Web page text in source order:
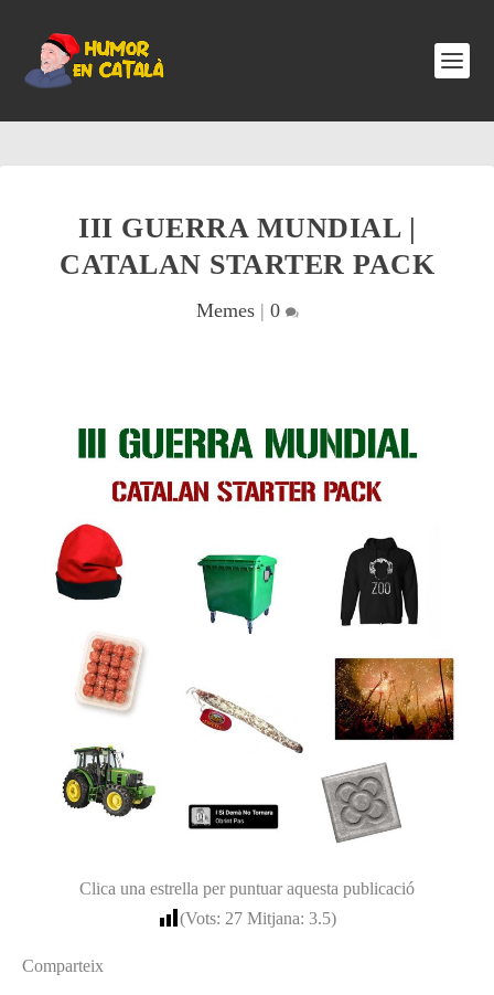
III GUERRA MUNDIAL |
CATALAN STARTER PACK
Memes| 0
Clica una estrella per puntuar aquesta publicació
(Vots: 27 Mitjana: 3.5)
Comparteix